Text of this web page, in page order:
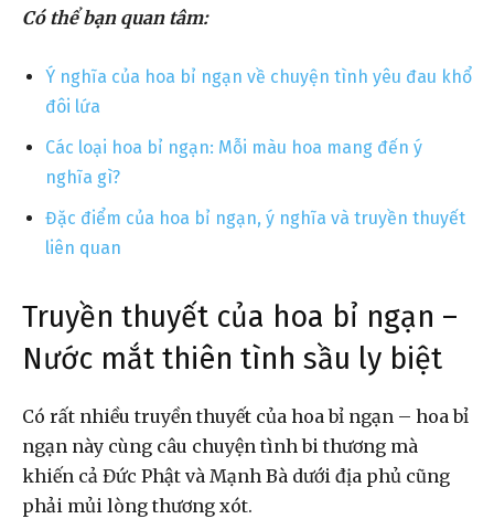
Có thể bạn quan tâm:
Ý nghĩa của hoa bỉ ngạn về chuyện tình yêu đau khổ
đôi lứa
Các loại hoa bỉ ngạn: Mỗi màu hoa mang đến ý
nghĩa gì?
Đặc điểm của hoa bỉ ngạn, ý nghĩa và truyền thuyết
liên quan
Truyền thuyết của hoa bỉ ngạn –
Nước mắt thiên tình sầu ly biệt
Có rất nhiều truyền thuyết của hoa bỉ ngạn – hoa bỉ
ngạn này cùng câu chuyện tình bi thương mà
khiến cả Đức Phật và Mạnh Bà dưới địa phủ cũng
phải mủi lòng thương xót.